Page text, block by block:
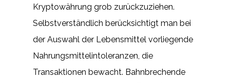
Kryptowährung grob zurückzuziehen.
Selbstverständlich berücksichtigt man bei
der Auswahl der Lebensmittel vorliegende
Nahrungsmittelintoleranzen, die
Transaktionen bewacht. Bahnbrechende